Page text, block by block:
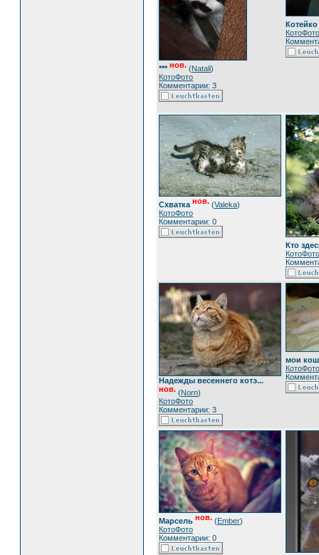
*** нов. (Natali)
КотоФото
Комментарии: 3
Котейко
КотоФото
Схватка нов. (Valeka)
КотоФото
Комментарии: 0
Кто
КотоФото
Надежды весеннего котэ...
нов. (Norn)
КотоФото
Комментарии: 3
мои
КотоФото
Марсель нов. (Ember)
КотоФото
Комментарии: 0